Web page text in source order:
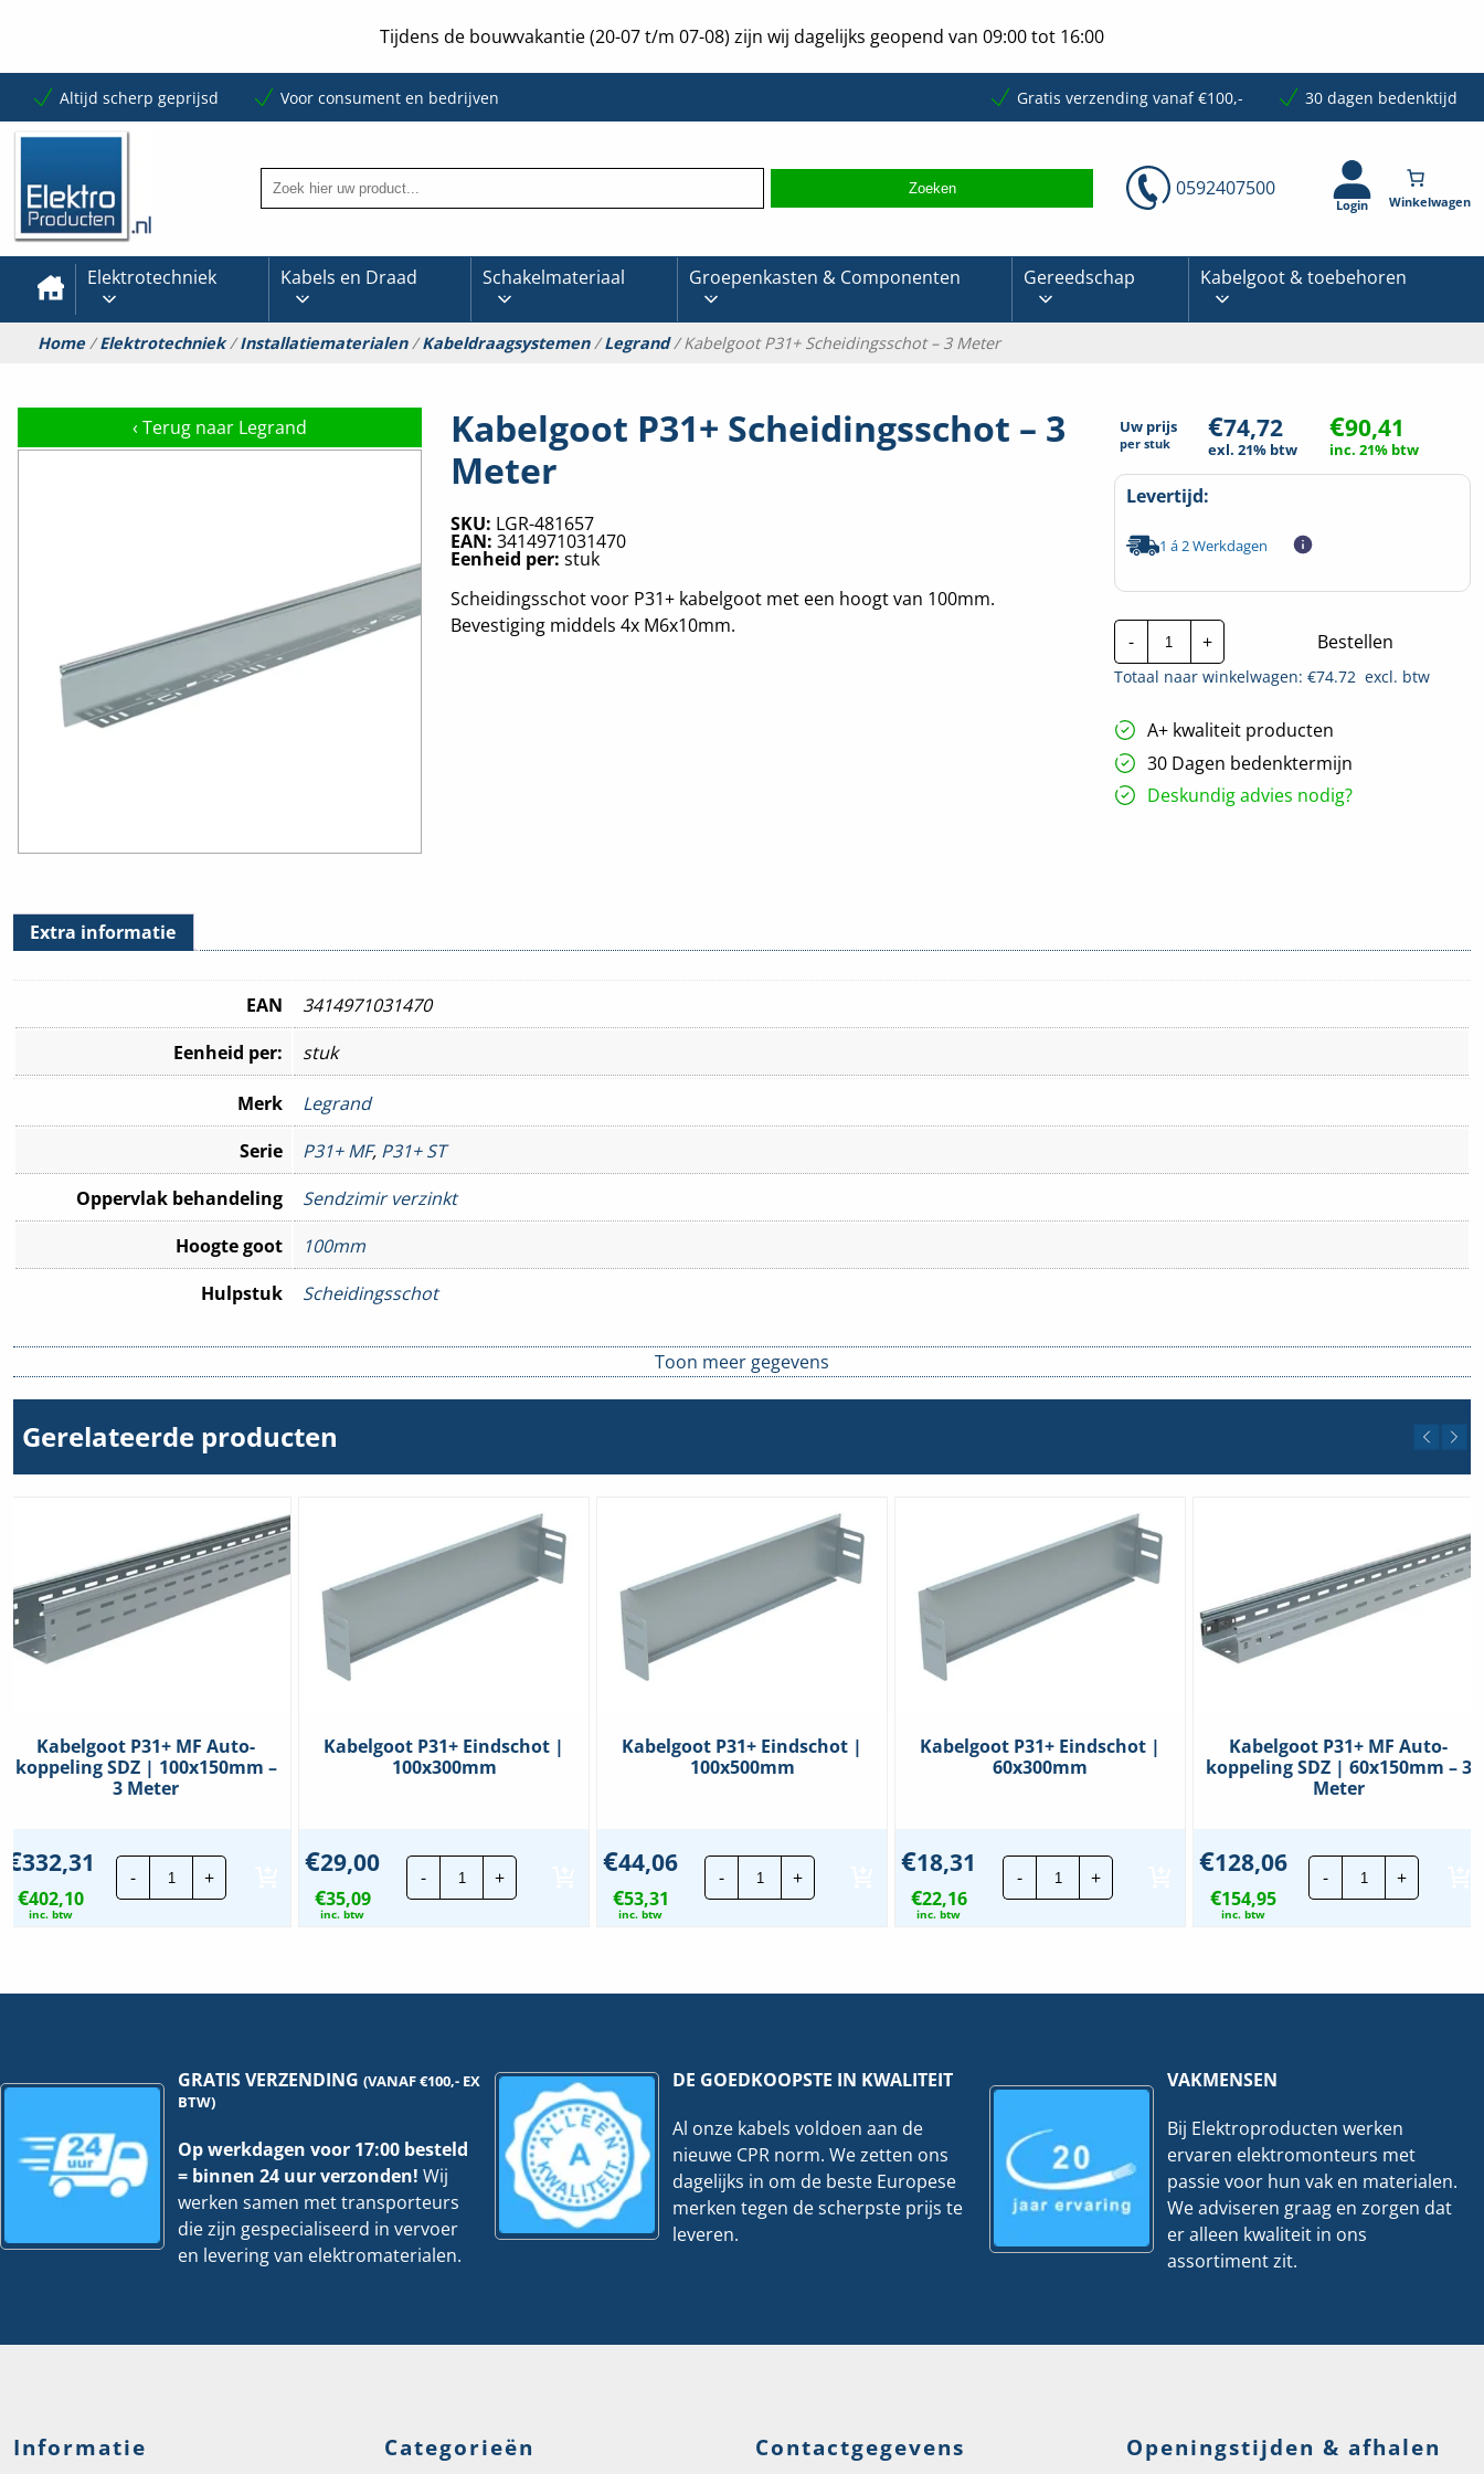
Tijdens de bouwvakantie (20-07 t/m 07-08) zijn wij dagelijks geopend van 09:00 tot 16:00
Altijd scherp geprijsd Voor consument en bedrijven Gratis verzending vanaf €100,- 30 dagen bedenktijd
0592407500
Login
Elektrotechniek Kabels en Draad Schakelmateriaal Groepenkasten & Componenten Gereedschap Kabelgoot & toebehoren
Home/Elektrotechniek/Installatiematerialen/Kabeldraagsystemen/Legrand/ Kabelgoot P31+ Scheidingsschot – 3 Meter
‹ Terug naar Legrand
Kabelgoot P31+ Scheidingsschot – 3
Meter
SKU: LGR-481657
EAN: 3414971031470
Eenheid per: stuk
Scheidingsschot voor P31+ kabelgoot met een hoogt van 100mm.
Bevestiging middels 4x M6x10mm.
Uw prijs
per stuk €74,72
exl. 21% btw
€90,41
inc. 21% btw
Levertijd:
1 á 2 Werkdagen
-
Kabelgoot
P31+
Scheidingsschot
-
Meter
hoeveelheid
+ Bestellen
Totaal naar winkelwagen: €74.72excl. btw
A+ kwaliteit producten
30 Dagen bedenktermijn
Deskundig advies nodig?
Extra informatie
EAN
3414971031470
Eenheid per:
stuk
Merk
Legrand
Serie
P31+ MF, P31+ ST
Oppervlak behandeling
Sendzimir verzinkt
Hoogte goot
100mm
Hulpstuk
Scheidingsschot
Toon meer gegevens
Gerelateerde producten
Kabelgoot P31+ MF Auto-
koppeling SDZ | 100x150mm –
3 Meter
€332,31
€402,10
inc. btw
-
Kabelgoot
P31+
MF
+
Kabelgoot P31+ Eindschot |
100x300mm
€29,00
€35,09
inc. btw
-
Kabelgoot
P31+
Eindschot
+
Kabelgoot P31+ Eindschot |
100x500mm
€44,06
€53,31
inc. btw
-
Kabelgoot
P31+
Eindschot
+
Kabelgoot P31+ Eindschot |
60x300mm
€18,31
€22,16
inc. btw
-
Kabelgoot
P31+
Eindschot
+
Kabelgoot P31+ MF Auto-
koppeling SDZ | 60x150mm – 3
Meter
€128,06
€154,95
inc. btw
-
Kabelgoot
P31+
MF
+
GRATIS VERZENDING(VANAF €100,- EX
BTW)
Op werkdagen voor 17:00 besteld
= binnen 24 uur verzonden! Wij
werken samen met transporteurs
die zijn gespecialiseerd in vervoer
en levering van elektromaterialen.
DE GOEDKOOPSTE IN KWALITEIT
Al onze kabels voldoen aan de
nieuwe CPR norm. We zetten ons
dagelijks in om de beste Europese
merken tegen de scherpste prijs te
leveren.
VAKMENSEN
Bij Elektroproducten werken
ervaren elektromonteurs met
passie voor hun vak en materialen.
We adviseren graag en zorgen dat
er alleen kwaliteit in ons
assortiment zit.
Informatie Categorieën Contactgegevens Openingstijden & afhalen